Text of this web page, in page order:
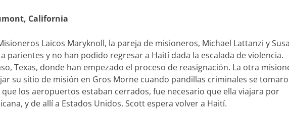
California
Laicos Maryknoll, la pareja de misioneros, Michael Lattanzi y
parientes y no han podido regresar a Haití dada la escalada de violencia.
Texas, donde han empezado el proceso de reasignación. La otra
su sitio de misión en Gros Morne cuando pandillas criminales se
los aeropuertos estaban cerrados, fue necesario que ella viajara por
y de allí a Estados Unidos. Scott espera volver a Haití.